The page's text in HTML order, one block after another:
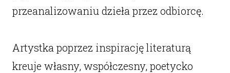
przeanalizowaniu dzieła przez odbiorcę.
Artystka poprzez inspirację literaturą
kreuje własny, współczesny, poetycko